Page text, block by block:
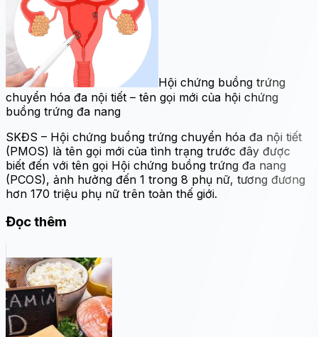
Hội chứng buồng trứng
chuyển hóa đa nội tiết – tên gọi mới của hội chứng
buồng trứng đa nang
SKĐS – Hội chứng buồng trứng chuyển hóa đa nội tiết
(PMOS) là tên gọi mới của tình trạng trước đây được
biết đến với tên gọi Hội chứng buồng trứng đa nang
(PCOS), ảnh hưởng đến 1 trong 8 phụ nữ, tương đương
hơn 170 triệu phụ nữ trên toàn thế giới.
Đọc thêm